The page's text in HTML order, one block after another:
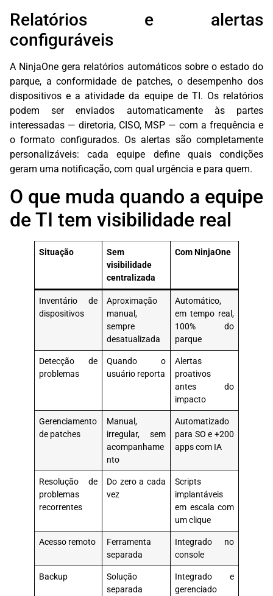
Relatórios e alertas
configuráveis
A NinjaOne gera relatórios automáticos sobre o estado do
parque, a conformidade de patches, o desempenho dos
dispositivos e a atividade da equipe de TI. Os relatórios
podem ser enviados automaticamente às partes
interessadas — diretoria, CISO, MSP — com a frequência e
o formato configurados. Os alertas são completamente
personalizáveis: cada equipe define quais condições
geram uma notificação, com qual urgência e para quem.
O que muda quando a equipe
de TI tem visibilidade real
Situação
Sem
visibilidade
centralizada
Com NinjaOne
Inventário de
dispositivos
Aproximação
manual,
sempre
desatualizada
Automático,
em tempo real,
100% do
parque
Detecção de
problemas
Quando o
usuário reporta
Alertas
proativos
antes do
impacto
Gerenciamento
de patches
Manual,
irregular, sem
acompanhame
nto
Automatizado
para SO e +200
apps com IA
Resolução de
problemas
recorrentes
Do zero a cada
vez
Scripts
implantáveis
em escala com
um clique
Acesso remoto
Ferramenta
separada
Integrado no
console
Backup
Solução
separada
Integrado e
gerenciado